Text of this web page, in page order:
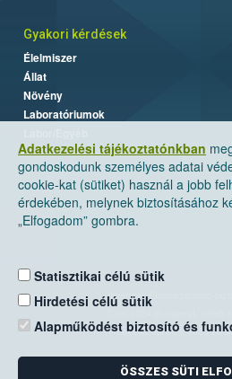
Adatkezelési tájékoztatónkban
gondoskodunk személyes adatai
cookie-kat (sütiket) használ a jobb
érdekében, melynek biztosításához
„Elfogadom” gombra.
Statisztikai célú sütik
Hirdetési célú sütik
Alapműködést biztosító és
ÖSSZES SÜTI
Gyakori kérdések
Élelmiszer
Állat
Növény
Laboratóriumok
Nemzeti Élelmiszerlánc-
Levelezési cím: 1525